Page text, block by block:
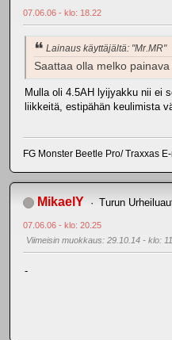
07.06.06 - klo: 18.22
Lainaus käyttäjältä: "Mr.MR"
Saattaa olla melko painava
Mulla oli 4.5AH lyijyakku nii ei
liikkeitä, estipähän keulimista
FG Monster Beetle Pro/ Traxxas
MikaelY Turun
07.06.06 - klo: 20.25
Viimeisin muokkaus: 29.10.14 - klo:
-